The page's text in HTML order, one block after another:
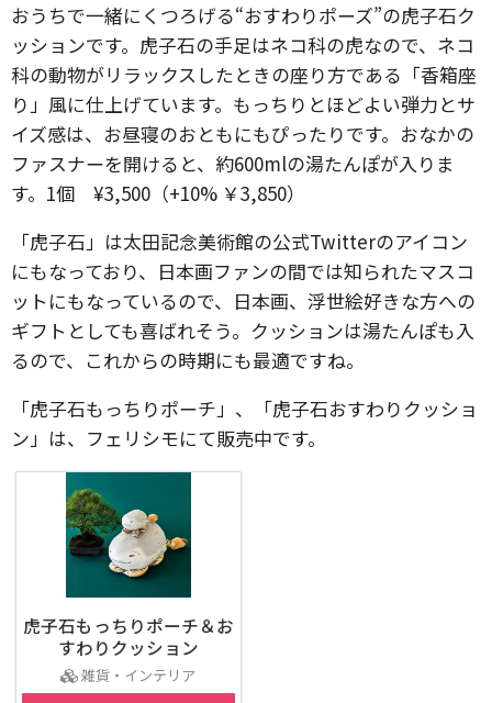
おうちで一緒にくつろげる“おすわりポーズ”の虎子石ク
ッションです。虎子石の手足はネコ科の虎なので、ネコ
科の動物がリラックスしたときの座り方である「香箱座
り」風に仕上げています。もっちりとほどよい弾力とサ
イズ感は、お昼寝のおともにもぴったりです。おなかの
ファスナーを開けると、約600mlの湯たんぽが入りま
す。1個 ¥3,500（+10% ￥3,850）
「虎子石」は太田記念美術館の公式Twitterのアイコン
にもなっており、日本画ファンの間では知られたマスコ
ットにもなっているので、日本画、浮世絵好きな方への
ギフトとしても喜ばれそう。クッションは湯たんぽも入
るので、これからの時期にも最適ですね。
「虎子石もっちりポーチ」、「虎子石おすわりクッショ
ン」は、フェリシモにて販売中です。
虎子石もっちりポーチ＆お
すわりクッション
雑貨・インテリア